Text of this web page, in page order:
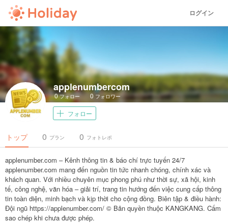
ログイン
applenumbercom
0フォロー 0 フォロワー
フォロー
トップ プラン
0 フォトレポ
0
applenumber.com – Kênh thông tin & báo chí trực tuyến 24/7
applenumber.com mang đến nguồn tin tức nhanh chóng, chính xác và
khách quan. Với nhiều chuyên mục phong phú như thời sự, xã hội, kinh
tế, công nghệ, văn hóa – giải trí, trang tin hướng đến việc cung cấp thông
tin toàn diện, minh bạch và kịp thời cho cộng đồng. Biên tập & điều hành:
Đội ngũ https://applenumber.com/ © Bản quyền thuộc KANGKANG. Cấm
sao chép khi chưa được phép.